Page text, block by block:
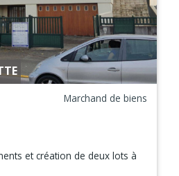
Marchand de biens
et création de deux lots à